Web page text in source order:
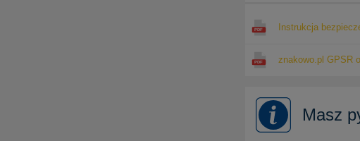
Instrukcja
znakowo.pl GPSR
Masz